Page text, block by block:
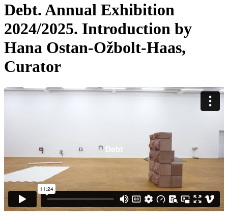
Debt. Annual Exhibition
2024/2025. Introduction by
Hana Ostan-Ožbolt-Haas,
Curator